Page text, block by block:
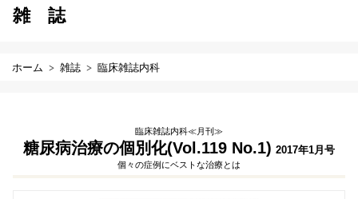
雑誌
ホーム 雑誌 臨床雑誌内科
臨床雑誌内科≪月刊≫
糖尿病治療の個別化(Vol.119 No.1) 2017年1月号
個々の症例にベストな治療とは